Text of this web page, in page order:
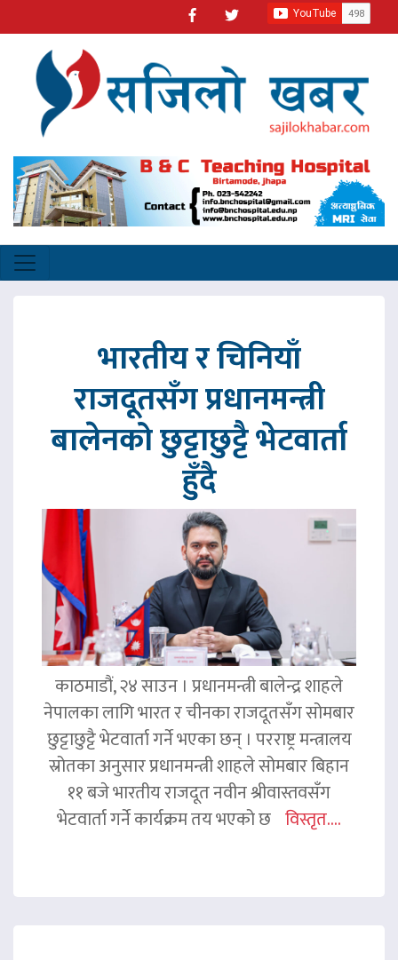
भारतीय र चिनियाँ
राजदूतसँग प्रधानमन्त्री
बालेनको छुट्टाछुट्टै भेटवार्ता
हुँदै
काठमाडौं, २४ साउन । प्रधानमन्त्री बालेन्द्र शाहले
नेपालका लागि भारत र चीनका राजदूतसँग सोमबार
छुट्टाछुट्टै भेटवार्ता गर्ने भएका छन् । परराष्ट्र मन्त्रालय
स्रोतका अनुसार प्रधानमन्त्री शाहले सोमबार बिहान
११ बजे भारतीय राजदूत नवीन श्रीवास्तवसँग
भेटवार्ता गर्ने कार्यक्रम तय भएको छ विस्तृत....